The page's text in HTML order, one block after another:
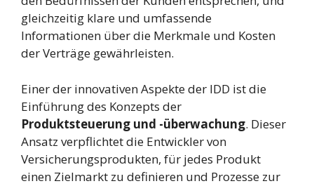
gleichzeitig klare und umfassende
Informationen über die Merkmale und Kosten
der Verträge gewährleisten.
Einer der innovativen Aspekte der IDD ist die
Einführung des Konzepts der
Produktsteuerung und -überwachung. Dieser
Ansatz verpflichtet die Entwickler von
Versicherungsprodukten, für jedes Produkt
einen Zielmarkt zu definieren und Prozesse zur